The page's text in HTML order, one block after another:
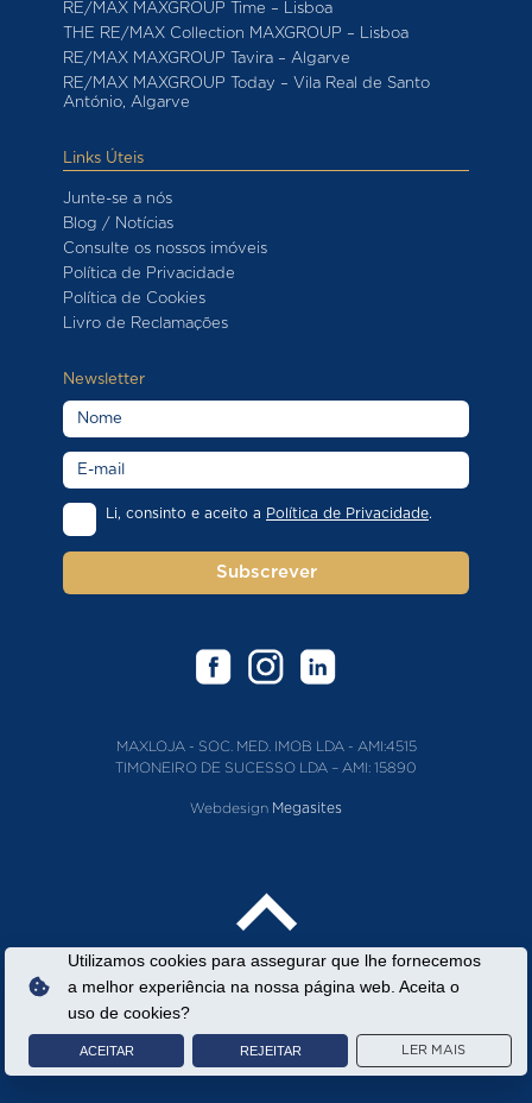
RE/MAX MAXGROUP Time – Lisboa
THE RE/MAX Collection MAXGROUP – Lisboa
RE/MAX MAXGROUP Tavira – Algarve
RE/MAX MAXGROUP Today – Vila Real de Santo
António, Algarve
Links Úteis
Junte-se a nós
Blog / Notícias
Consulte os nossos imóveis
Política de Privacidade
Política de Cookies
Livro de Reclamações
Newsletter
Li, consinto e aceito a Política de Privacidade.
Subscrever
MAXLOJA - SOC. MED. IMOB LDA - AMI:4515
TIMONEIRO DE SUCESSO LDA – AMI: 15890
Webdesign Megasites
Utilizamos cookies para assegurar que lhe fornecemos
a melhor experiência na nossa página web. Aceita o
uso de cookies?
ACEITAR REJEITAR LER MAIS